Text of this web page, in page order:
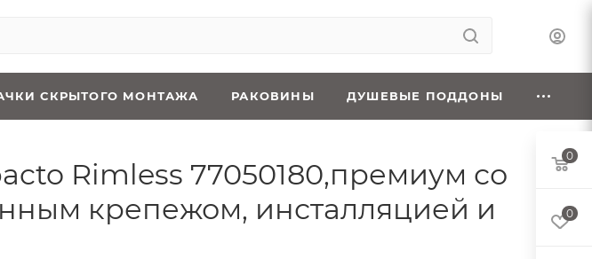
СКРЫТОГО МОНТАЖА РАКОВИНЫ ДУШЕВЫЕ ПОДДОНЫ
Rimless 77050180,премиум со
крепежом, инсталляцией и
0
0